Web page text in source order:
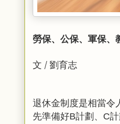
勞保、公保、軍保、
文 / 劉育志
退休金制度是相當令
先準備好B計劃、 C